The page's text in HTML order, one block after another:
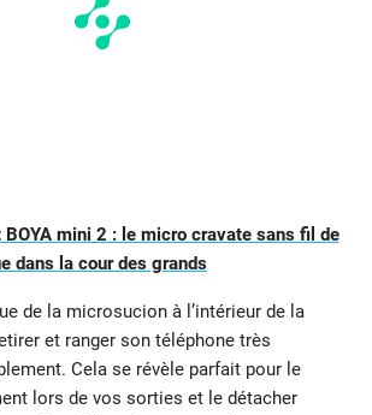
BOYA mini 2 : le micro cravate sans fil de
dans la cour des grands
de la microsucion à l’intérieur de la
et ranger son téléphone très
Cela se révèle parfait pour le
lors de vos sorties et le détacher